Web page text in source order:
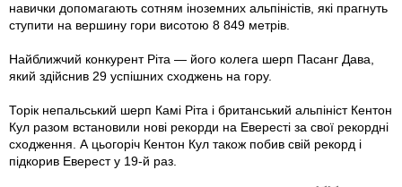
навички допомагають сотням іноземних альпіністів, які прагнуть
ступити на вершину гори висотою 8 849 метрів.
Найближчий конкурент Ріта — його колега шерп Пасанг Дава,
який здійснив 29 успішних сходжень на гору.
Торік непальський шерп Камі Ріта і британський альпініст Кентон
Кул разом встановили нові рекорди на Евересті за свої рекордні
сходження. А цьогоріч Кентон Кул також побив свій рекорд і
підкорив Еверест у 19-й раз.